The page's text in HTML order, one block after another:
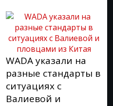
WADA указали на
разные стандарты в
ситуациях с
Валиевой и